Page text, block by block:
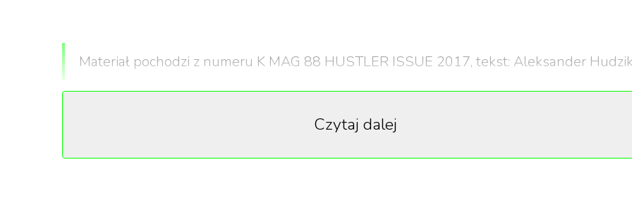
Materiał pochodzi z numeru K MAG 88 HUSTLER ISSUE 2017, tekst: Aleksander
McCarthy dorastał w Salt Lake City, jednym z najbardziej konserwatywnych miast USA, które mormoni
Czytaj dalej